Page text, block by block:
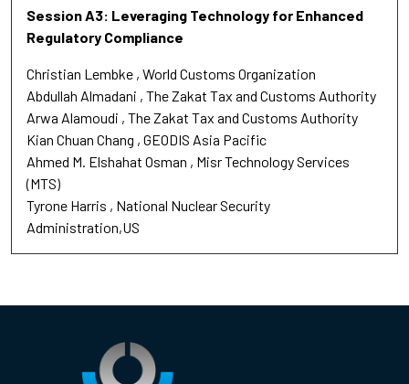
Session A3: Leveraging Technology for Enhanced
Regulatory Compliance
Christian Lembke World Customs Organization
Abdullah Almadani The Zakat Tax and Customs Authority
Arwa Alamoudi The Zakat Tax and Customs Authority
Kian Chuan Chang GEODIS Asia Pacific
Ahmed M. Elshahat Osman
Misr Technology Services
(MTS)
Tyrone Harris
National Nuclear Security
Administration,US